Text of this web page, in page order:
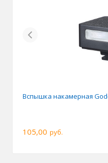
Previous
Вспышка накамерная
105,00 руб.